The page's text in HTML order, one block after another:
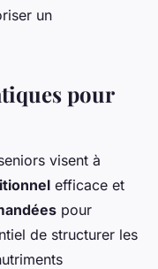
un
pour
visent à
efficace et
pour
de structurer les